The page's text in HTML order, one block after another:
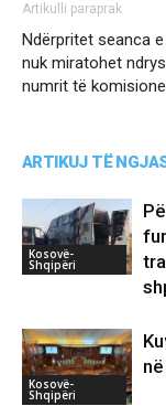
Artikulli paraprak
Ndërpritet seanca e
nuk miratohet
numrit të
ARTIKUJ TË
Kosovë-
Shqipëri
Kosovë-
Shqipëri